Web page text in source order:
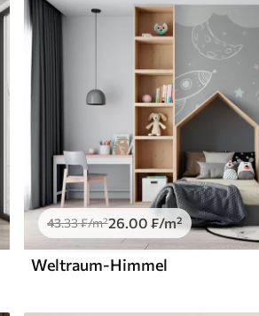
43.33₣/m²26.00 ₣/m²
Weltraum-Himmel